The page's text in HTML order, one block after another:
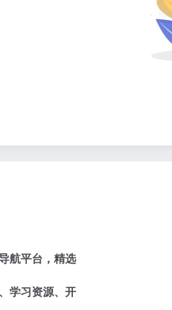
航平台，精选
学习资源、开